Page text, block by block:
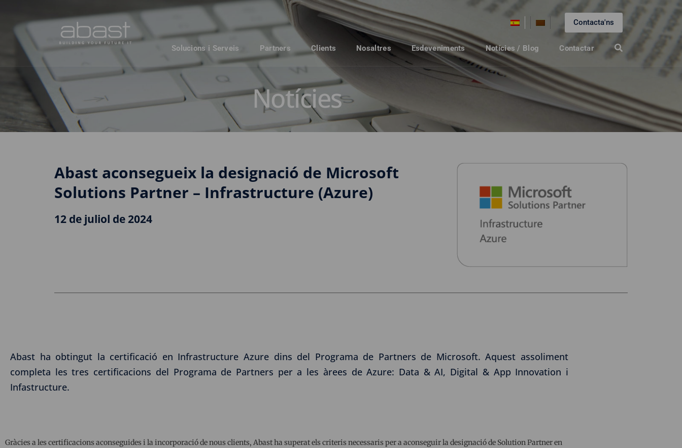
Contacta'ns
Solucions i Serveis Partners Clients Nosaltres Esdeveniments Notícies / Blog Contactar
Notícies
Abast aconsegueix la designació de Microsoft
Solutions Partner – Infrastructure (Azure)
12 de juliol de 2024
Abast ha obtingut la certificació en Infrastructure Azure dins del Programa de Partners de Microsoft. Aquest assoliment
completa les tres certificacions del Programa de Partners per a les àrees de Azure: Data & AI, Digital & App Innovation i
Infastructure.
Gràcies a les certificacions aconseguides i la incorporació de nous clients, Abast ha superat els criteris necessaris per a aconseguir la designació de Solution Partner en